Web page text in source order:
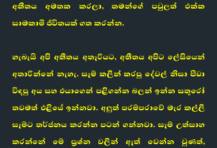
අතීතය අමතක කරලා, තමන්ගේ පවුලත් එක්ක
සාමකාමී ජීවිතයක් ගත කරන්න.
හැබැයි අපි අතීතය අතෑරියට, අතීතය අපිට ලේසියෙන්
අතාරින්නේ නැහැ. සෑම් කලින් කරපු දේවල් නිසා පීඩා
විඳපු අය සහ එයාගෙන් පළිගන්න බලන් ඉන්න සතුරෝ
තවමත් එළියේ ඉන්නවා. අලුත් පරම්පරාවේ මැර කල්ලි
සෑම්ට තර්ජනය කරන්න පටන් ගන්නවා. සෑම් උත්සාහ
කරන්නේ මේ ප්‍රශ්න වලින් ඈත් වෙන්න වුණත්,